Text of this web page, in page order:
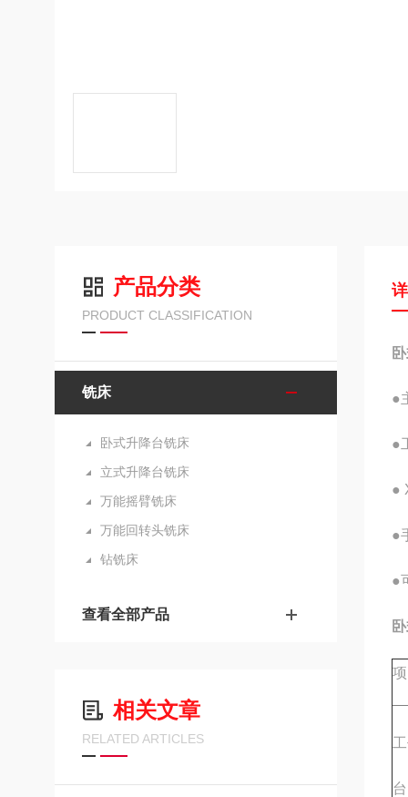
产品分类
PRODUCT CLASSIFICATION
铣床
卧式升降台铣床
立式升降台铣床
万能摇臂铣床
万能回转头铣床
钻铣床
查看全部产品
相关文章
RELATED ARTICLES
●
●
●
●
●
台